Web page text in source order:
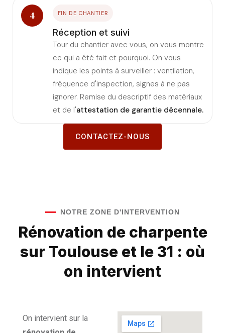
4 FIN DE CHANTIER
Réception et suivi
Tour du chantier avec vous, on vous montre
ce qui a été fait et pourquoi. On vous
indique les points à surveiller : ventilation,
fréquence d'inspection, signes à ne pas
ignorer. Remise du descriptif des matériaux
et de l'attestation de garantie décennale.
CONTACTEZ-NOUS
NOTRE ZONE D'INTERVENTION
Rénovation de charpente
sur Toulouse et le 31 : où
on intervient
On intervient sur la